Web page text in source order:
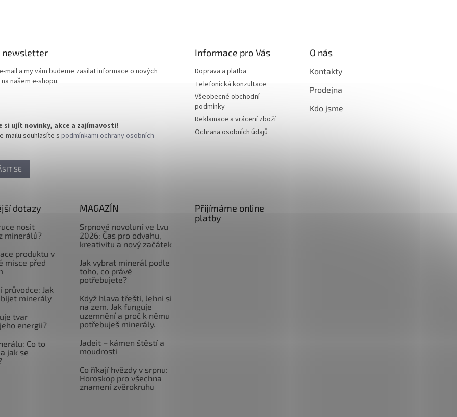
newsletter
mail a my vám budeme zasílat informace o nových
našem e-shopu.
si ujít novinky, akce a zajímavosti!
mailu souhlasíte s podmínkami ochrany osobních
SE
Informace pro Vás
Doprava a platba
Telefonická konzultace
Všeobecné obchodní
podmínky
Reklamace a vrácení zboží
Ochrana osobních údajů
O nás
Kontakty
Prodejna
Kdo jsme
dotazy
nosit
minerálů?
produktu v
misce před
průvodce: Jak
minerály
tvar
energii?
Co to
jak se
MAGAZÍN
Srpnové novoluní ve Lvu
2026: Čas pro odvahu,
kreativitu a nový začátek
Jak vybrat minerál podle
toho, co právě
potřebujete?
Když hlava třeští, lehni si
na zem. Jak funguje
uzemnění a proč k němu
potřebuješ minerály.
Jadeit – kámen štěstí a
moudrosti
Co říkají hvězdy v srpnu:
Horoskop pro všechna
znamení zvěrokruhu
Přijímáme online
platby